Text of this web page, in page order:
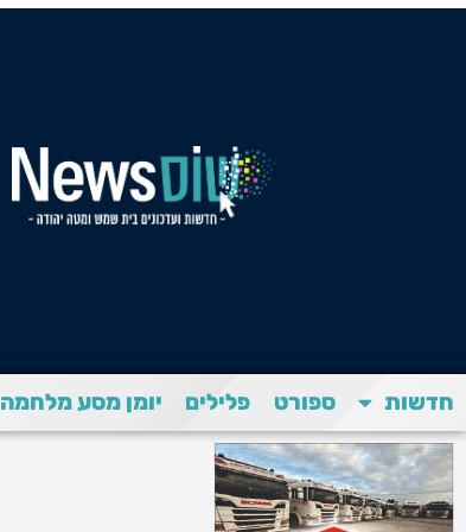
חדשות ספורט פלילים יומן מסע מלחמה